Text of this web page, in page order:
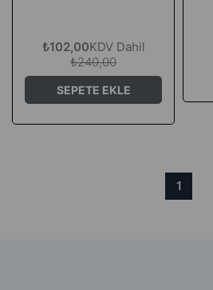
₺102,00KDV Dahil
₺240,00
SEPETE EKLE
1